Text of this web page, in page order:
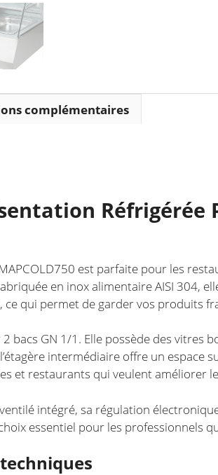
complémentaires
Réfrigérée
est parfaite pour les
en inox alimentaire AISI 304,
qui permet de garder vos produits
bacs GN 1/1. Elle possède des vitres
intermédiaire offre un
et restaurants qui veulent améliorer
intégré, sa régulation
essentiel pour les